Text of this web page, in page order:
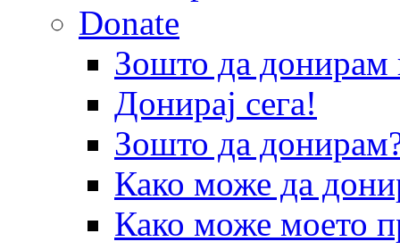
Donate
Зошто да
Донирај сега!
Зошто да
Како може да
Како може моето